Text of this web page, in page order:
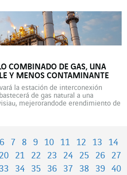
trata de seguir con unas iniciativas
COMBINADO DE GAS, UNA
Y MENOS CONTAMINANTE
la estación de interconexión
de gas natural a una
mejerorandode erendimiento de
6 7 8 9 10 11 12 13
14
20 21 22 23 24 25 26
27
33 34 35 36 37 38 39
40